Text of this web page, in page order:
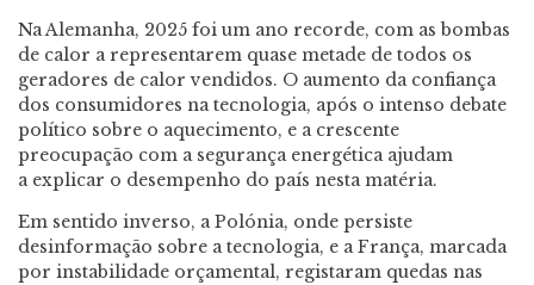
Na Alemanha, 2025 foi um ano recorde, com as bombas
de calor a representarem quase metade de todos os
geradores de calor vendidos. O aumento da confiança
dos consumidores na tecnologia, após o intenso debate
político sobre o aquecimento, e a crescente
preocupação com a segurança energética ajudam
a explicar o desempenho do país nesta matéria.
Em sentido inverso, a Polónia, onde persiste
desinformação sobre a tecnologia, e a França, marcada
por instabilidade orçamental, registaram quedas nas